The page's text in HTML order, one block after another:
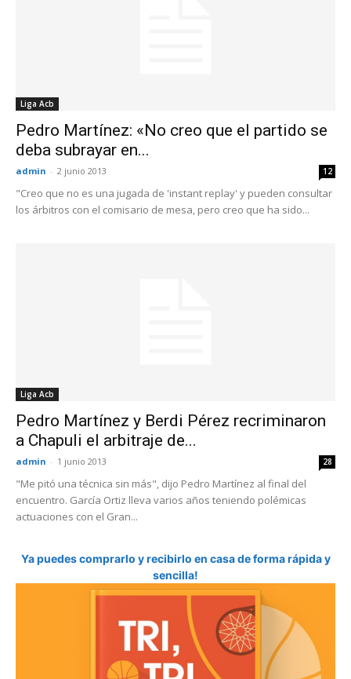
Liga Acb
Pedro Martínez: «No creo que el partido se
deba subrayar en...
admin - 2 junio 2013 12
"Creo que no es una jugada de 'instant replay' y pueden consultar
los árbitros con el comisario de mesa, pero creo que ha sido...
Liga Acb
Pedro Martínez y Berdi Pérez recriminaron
a Chapuli el arbitraje de...
admin - 1 junio 2013 28
"Me pitó una técnica sin más", dijo Pedro Martínez al final del
encuentro. García Ortiz lleva varios años teniendo polémicas
actuaciones con el Gran...
Ya puedes comprarlo y recibirlo en casa de forma rápida y
sencilla!